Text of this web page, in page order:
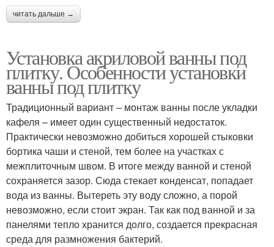
читать дальше →
Установка акриловой ванны под
плитку. Особенности установки
ванны под плитку
Традиционный вариант – монтаж ванны после укладки
кафеля – имеет один существенный недостаток.
Практически невозможно добиться хорошей стыковки
бортика чаши и стеной, тем более на участках с
межплиточным швом. В итоге между ванной и стеной
сохраняется зазор. Сюда стекает конденсат, попадает
вода из ванны. Вытереть эту воду сложно, а порой
невозможно, если стоит экран. Так как под ванной и за
панелями тепло хранится долго, создается прекрасная
среда для размножения бактерий.